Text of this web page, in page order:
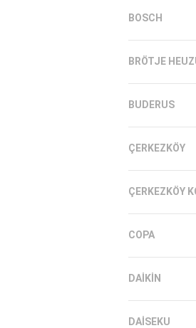
BOSCH
BRÖTJE
BUDERUS
ÇERKEZKÖY
ÇERKEZKÖY
COPA
DAIKIN
DAISEKU